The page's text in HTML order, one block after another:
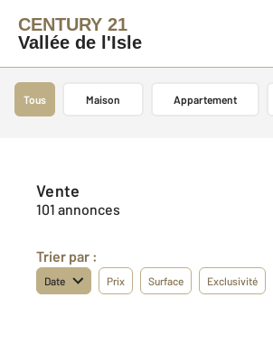
CENTURY 21
Vallée de l'Isle
Tous Maison Appartement
Vente
101 annonces
Trier par :
Date Prix Surface Exclusivité